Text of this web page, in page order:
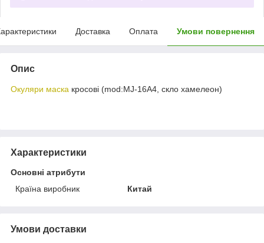
Доставка Оплата Умови повернення
Опис
Окуляри маска кросові (mod:MJ-16A4, скло хамелеон)
Характеристики
Основні атрибути
Країна виробник
Китай
Умови доставки